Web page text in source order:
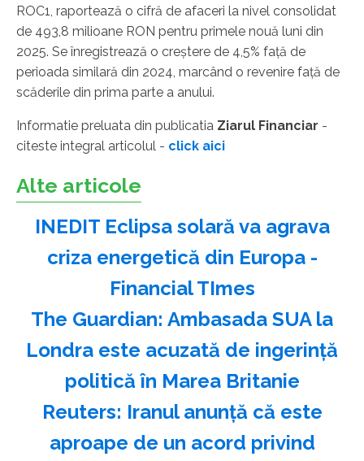
ROC1, raportează o cifră de afaceri la nivel consolidat
de 493,8 milioane RON pentru primele nouă luni din
2025. Se înregistrează o creştere de 4,5% faţă de
perioada similară din 2024, marcând o revenire faţă de
scăderile din prima parte a anului.
Informatie preluata din publicatia Ziarul Financiar -
citeste integral articolul - click aici
Alte articole
INEDIT Eclipsa solară va agrava
criza energetică din Europa -
Financial TImes
The Guardian: Ambasada SUA la
Londra este acuzată de ingerinţă
politică în Marea Britanie
Reuters: Iranul anunţă că este
aproape de un acord privind